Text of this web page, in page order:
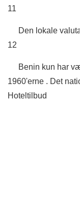
11
Den lokale
12
Benin kun har
1960'erne . Det
Hoteltilbud